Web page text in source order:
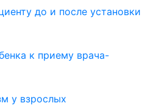
до и после установки
к приему врача-
у взрослых